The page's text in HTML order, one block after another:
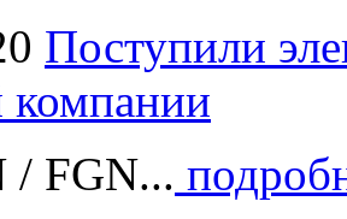
Поступили
компании
/ FGN...